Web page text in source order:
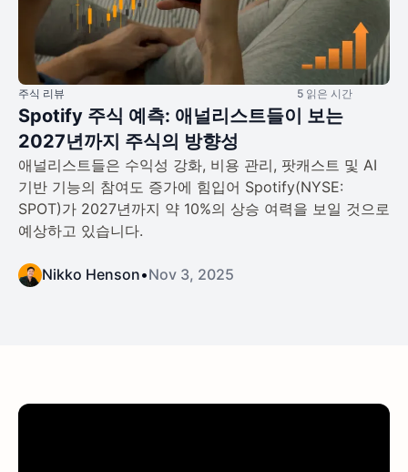
주식 리뷰 5 읽은 시간
Spotify 주식 예측: 애널리스트들이 보는
2027년까지 주식의 방향성
애널리스트들은 수익성 강화, 비용 관리, 팟캐스트 및 AI
기반 기능의 참여도 증가에 힘입어 Spotify(NYSE:
SPOT)가 2027년까지 약 10%의 상승 여력을 보일 것으로
예상하고 있습니다.
Nikko Henson•Nov 3, 2025